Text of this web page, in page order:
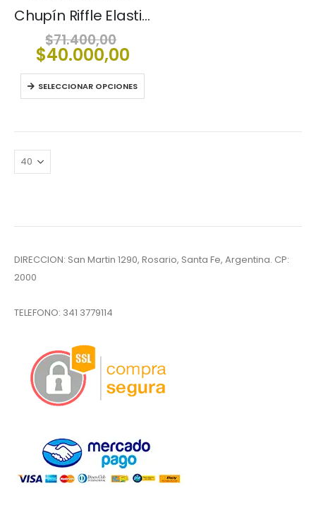
Chupín Riffle Elastizado Eva
$71.400,00
precio
original
era:
$71.400,00.
$40.000,00El
precio
actual
es:
SELECCIONAR OPCIONES
DIRECCION: San Martin 1290, Rosario, Santa Fe, Argentina. CP:
2000
TELEFONO: 341 3779114